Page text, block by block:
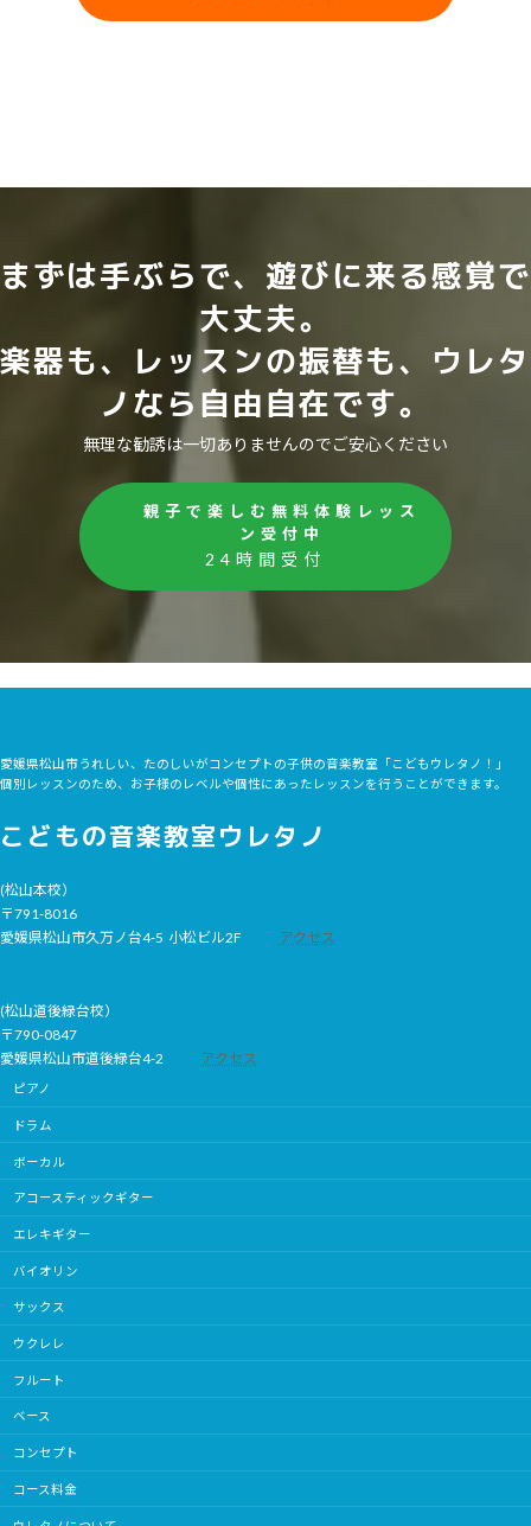
まずは手ぶらで、遊びに来る感覚で
大丈夫。
楽器も、レッスンの振替も、ウレタ
ノなら自由自在です。
無理な勧誘は一切ありませんのでご安心ください
親子で楽しむ無料体験レッス
ン受付中
24時間受付
愛媛県松山市うれしい、たのしいがコンセプトの子供の音楽教室「こどもウレタノ！」
個別レッスンのため、お子様のレベルや個性にあったレッスンを行うことができます。
こどもの音楽教室ウレタノ
(松山本校）
〒791-8016
愛媛県松山市久万ノ台4-5 小松ビル2F
アクセス
(松山道後緑台校）
〒790-0847
愛媛県松山市道後緑台4-2
アクセス
ピアノ
ドラム
ボーカル
アコースティックギター
エレキギター
バイオリン
サックス
ウクレレ
フルート
ベース
コンセプト
コース料金